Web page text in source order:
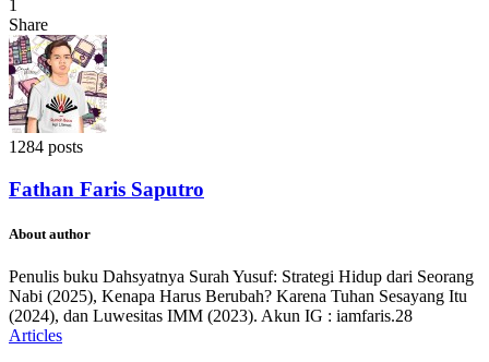
1
Share
1284 posts
Fathan Faris Saputro
About author
Penulis buku Dahsyatnya Surah Yusuf: Strategi Hidup dari Seorang
Nabi (2025), Kenapa Harus Berubah? Karena Tuhan Sesayang Itu
(2024), dan Luwesitas IMM (2023). Akun IG : iamfaris.28
Articles